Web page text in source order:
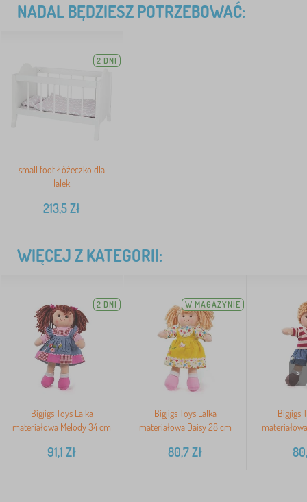
NADAL BĘDZIESZ POTRZEBOWAĆ:
2 DNI
small foot Łóżeczko dla
lalek
213,5Zł
WIĘCEJ Z KATEGORII:
2 DNI
Bigjigs Toys Lalka
materiałowa Melody 34 cm
91,1 Zł
W MAGAZYNIE
Bigjigs Toys Lalka
materiałowa Daisy 28 cm
80,7Zł
Bigjigs
>